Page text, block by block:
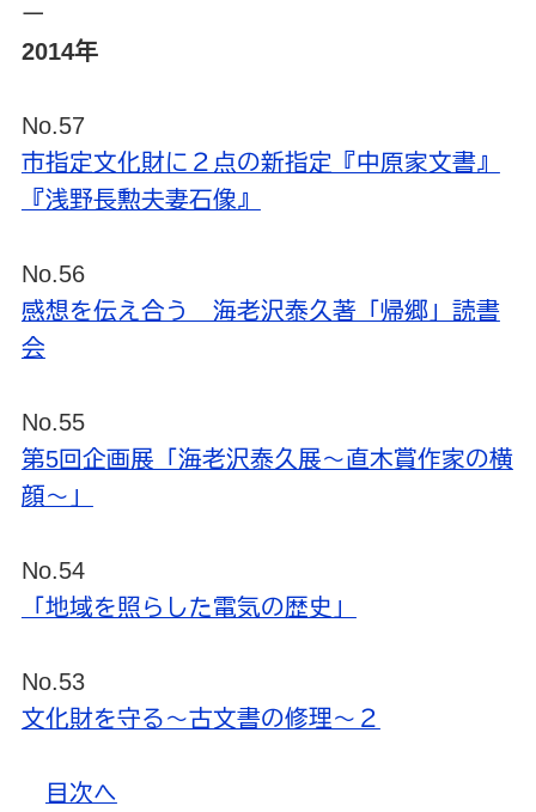
ー
2014年
No.57
市指定文化財に２点の新指定『中原家文書』
『浅野長勲夫妻石像』
No.56
感想を伝え合う 海老沢泰久著「帰郷」読書
会
No.55
第5回企画展「海老沢泰久展～直木賞作家の横
顔～」
No.54
「地域を照らした電気の歴史」
No.53
文化財を守る～古文書の修理～２
目次へ